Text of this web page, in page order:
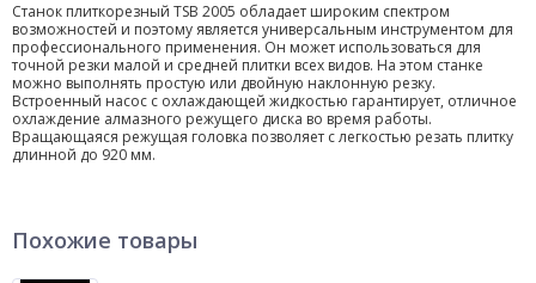
Станок плиткорезный TSB 2005 обладает широким спектром
возможностей и поэтому является универсальным инструментом для
профессионального применения. Он может использоваться для
точной резки малой и средней плитки всех видов. На этом станке
можно выполнять простую или двойную наклонную резку.
Встроенный насос с охлаждающей жидкостью гарантирует, отличное
охлаждение алмазного режущего диска во время работы.
Вращающаяся режущая головка позволяет с легкостью резать плитку
длинной до 920 мм.
Похожие товары